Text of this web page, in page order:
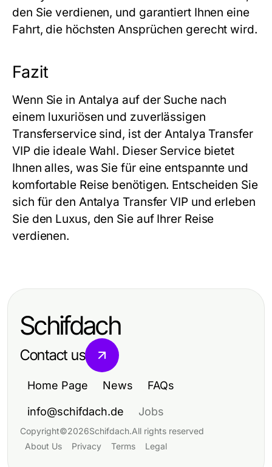
den Sie verdienen, und garantiert Ihnen eine
Fahrt, die höchsten Ansprüchen gerecht wird.
Fazit
Wenn Sie in Antalya auf der Suche nach
einem luxuriösen und zuverlässigen
Transferservice sind, ist derAntalya Transfer
VIP die ideale Wahl. Dieser Service bietet
Ihnen alles, was Sie für eine entspannte und
komfortable Reise benötigen. Entscheiden Sie
sich für den Antalya Transfer VIP und erleben
Sie den Luxus, den Sie auf Ihrer Reise
verdienen.
Schifdach
Contact us
Home Page News FAQs
info@schifdach.de Jobs
Copyright©2026Schifdach.All rights reserved
About Us
Privacy Terms Legal